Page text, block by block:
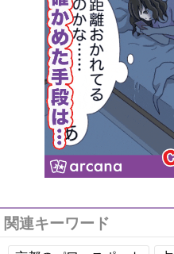
関連キーワード